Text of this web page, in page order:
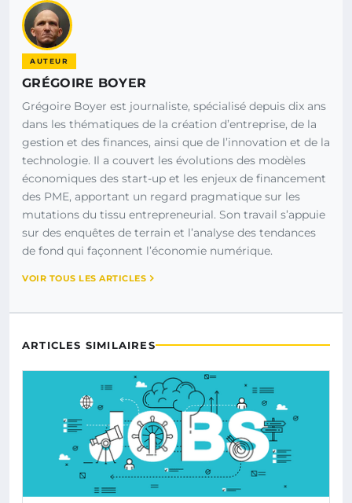
AUTEUR
GRÉGOIRE BOYER
Grégoire Boyer est journaliste, spécialisé depuis dix ans
dans les thématiques de la création d’entreprise, de la
gestion et des finances, ainsi que de l’innovation et de la
technologie. Il a couvert les évolutions des modèles
économiques des start-up et les enjeux de financement
des PME, apportant un regard pragmatique sur les
mutations du tissu entrepreneurial. Son travail s’appuie
sur des enquêtes de terrain et l’analyse des tendances
de fond qui façonnent l’économie numérique.
VOIR TOUS LES ARTICLES
ARTICLES SIMILAIRES